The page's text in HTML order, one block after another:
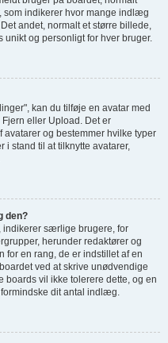
som indikerer hvor mange indlæg
andet, normalt et større billede,
og personligt for hver bruger.
kan du tilføje en avatar med
eller Upload. Det er
og bestemmer hvilke typer
i stand til at tilknytte avatarer,
den?
indikerer særlige brugere, for
herunder redaktører og
for en rang, de er indstillet af en
ved at skrive unødvendige
vil ikke tolerere dette, og en
dit antal indlæg.